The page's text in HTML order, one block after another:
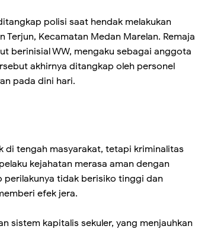
polisi saat hendak melakukan
Terjun, Kecamatan Medan Marelan. Remaja
berinisial WW, mengaku sebagai anggota
akhirnya ditangkap oleh personel
pada dini hari.
di tengah masyarakat, tetapi kriminalitas
kejahatan merasa aman dengan
perilakunya tidak berisiko tinggi dan
efek jera.
sistem kapitalis sekuler, yang menjauhkan